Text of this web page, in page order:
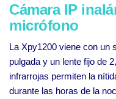
Cámara IP
micrófono
La Xpy1200 viene con
pulgada y un lente fijo de
infrarrojas permiten la
durante las horas de la